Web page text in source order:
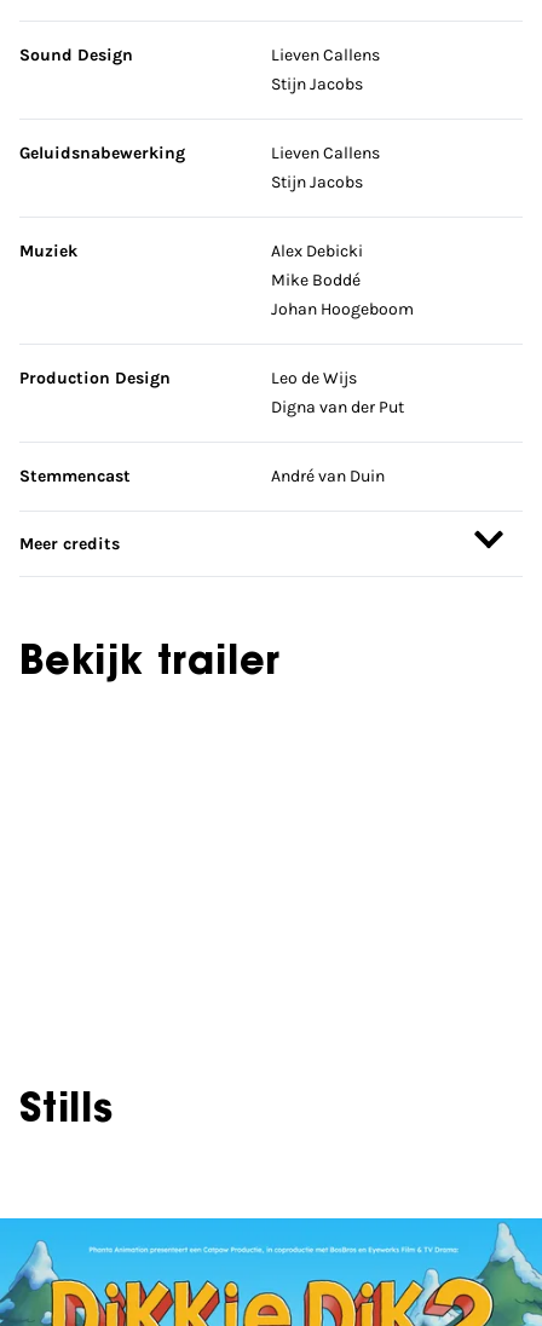
Sound Design
Lieven Callens
Stijn Jacobs
Geluidsnabewerking
Lieven Callens
Stijn Jacobs
Muziek
Alex Debicki
Mike Boddé
Johan Hoogeboom
Production Design
Leo de Wijs
Digna van der Put
Stemmencast André van Duin
Meer credits
Bekijk trailer
Stills